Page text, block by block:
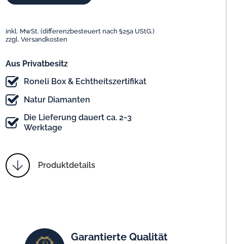
inkl. MwSt. (differenzbesteuert nach §25a UStG.)
zzgl. Versandkosten
Aus Privatbesitz
Roneli Box & Echtheitszertifikat
Natur Diamanten
Die Lieferung dauert ca. 2-3
Werktage
Produktdetails
Garantierte Qualität